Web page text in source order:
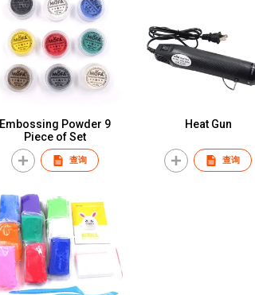
Embossing Powder 9
Piece of Set
查询
Heat Gun
查询